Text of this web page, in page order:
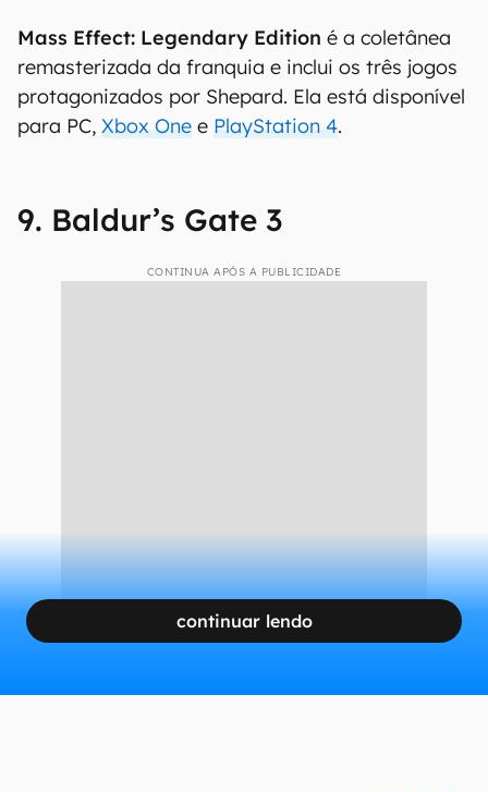
Mass Effect: Legendary Edition é a coletânea
remasterizada da franquia e inclui os três jogos
protagonizados por Shepard. Ela está disponível
para PC, Xbox One e PlayStation 4.
9. Baldur’s Gate 3
CONTINUA APÓS A PUBLICIDADE
continuar lendo